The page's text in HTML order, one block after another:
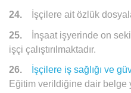
24. İşçilere ait özlük
25.
İnşaat işyerinde on
işçi çalıştırılmaktadır.
26. İşçilere iş sağlığı ve
Eğitim verildiğine dair belge